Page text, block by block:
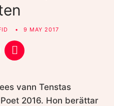
9 MAY 2017
vann Tenstas
2016. Hon berättar